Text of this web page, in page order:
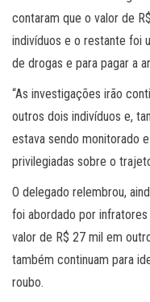
contaram que o valor de
indivíduos e o restante foi
de drogas e para pagar a
“As investigações irão
outros dois indivíduos e,
estava sendo monitorado
privilegiadas sobre o
O delegado relembrou,
foi abordado por
valor de R$ 27 mil em
também continuam para
roubo.